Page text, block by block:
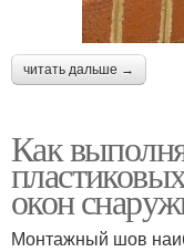
читать дальше →
Как
окон
Монтажный шов